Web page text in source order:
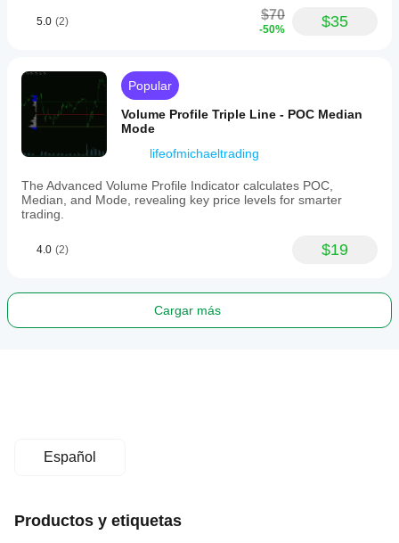
5.0 (2) $70
-50% $35
Popular
Volume Profile Triple Line - POC Median
Mode
lifeofmichaeltrading
The Advanced Volume Profile Indicator calculates POC,
Median, and Mode, revealing key price levels for smarter
trading.
4.0 (2) $19
Cargar más
Español
Productos y etiquetas